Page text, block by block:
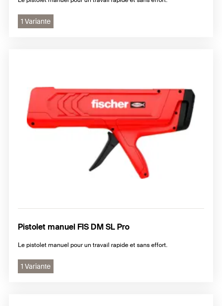
1 Variante
Pistolet manuel FIS DM SL Pro
Le pistolet manuel pour un travail rapide et sans effort.
1 Variante